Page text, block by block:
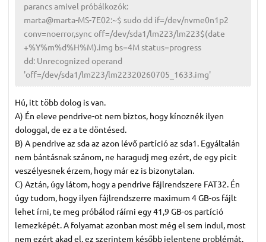
parancs amivel próbálkozók:
marta@marta-MS-7E02:~$ sudo dd if=/dev/nvme0n1p2
conv=noerror,sync off=/dev/sda1/lm223/lm223$(date
+%Y%m%d%H%M).img bs=4M status=progress
dd: Unrecognized operand
'off=/dev/sda1/lm223/lm22320260705_1633.img'
Hú, itt több dolog is van.
A) Én eleve pendrive-ot nem biztos, hogy kínoznék ilyen
dologgal, de ez a te döntésed.
B) A pendrive az sda az azon lévő partíció az sda1. Egyáltalán
nem bántásnak szánom, ne haragudj meg ezért, de egy picit
veszélyesnek érzem, hogy már ez is bizonytalan.
C) Aztán, úgy látom, hogy a pendrive fájlrendszere FAT32. Én
úgy tudom, hogy ilyen fájlrendszerre maximum 4 GB-os fájlt
lehet írni, te meg próbálod ráírni egy 41,9 GB-os partíció
lemezképét. A folyamat azonban most még el sem indul, most
nem ezért akad el, ez szerintem később jelentene problémát,